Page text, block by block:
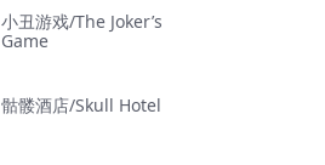
小丑游戏/The Joker’s
Game
骷髅酒店/Skull Hotel